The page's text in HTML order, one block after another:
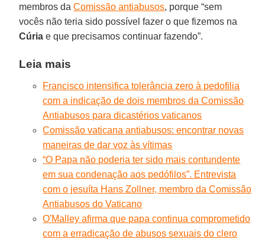
membros daComissão antiabusos, porque “sem
vocês não teria sido possível fazer o que fizemos na
Cúria e que precisamos continuar fazendo”.
Leia mais
Francisco intensifica tolerância zero à pedofilia
com a indicação de dois membros da Comissão
Antiabusos para dicastérios vaticanos
Comissão vaticana antiabusos: encontrar novas
maneiras de dar voz às vítimas
“O Papa não poderia ter sido mais contundente
em sua condenação aos pedófilos”. Entrevista
com o jesuíta Hans Zollner, membro da Comissão
Antiabusos do Vaticano
O'Malley afirma que papa continua comprometido
com a erradicação de abusos sexuais do clero